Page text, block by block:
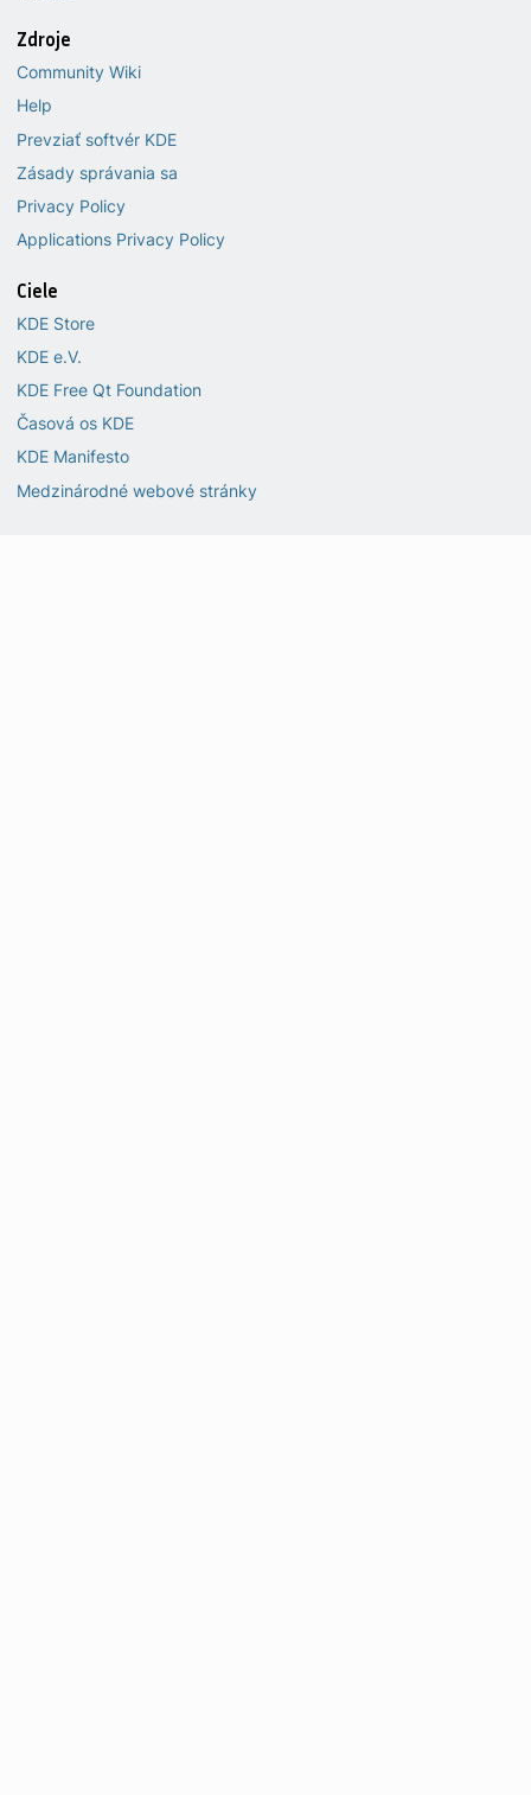
Zdroje
Community Wiki
Help
Prevziať softvér KDE
Zásady správania sa
Privacy Policy
Applications Privacy Policy
Ciele
KDE Store
KDE e.V.
KDE Free Qt Foundation
Časová os KDE
KDE Manifesto
Medzinárodné webové stránky